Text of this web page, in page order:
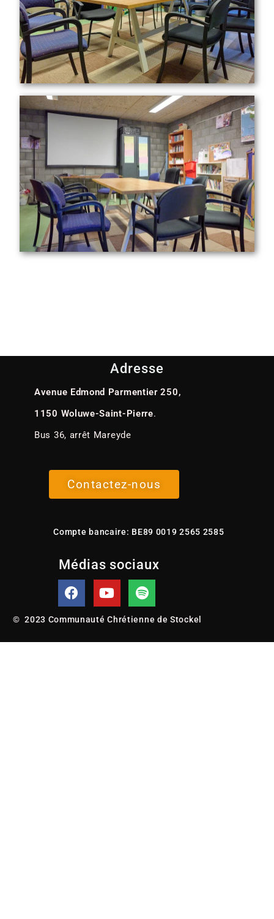
Adresse
Avenue Edmond Parmentier 250,
1150 Woluwe-Saint-Pierre.
Bus 36, arrêt Mareyde
Contactez-nous
Compte bancaire: BE89 0019 2565 2585
Médias sociaux
© 2023 Communauté Chrétienne de Stockel